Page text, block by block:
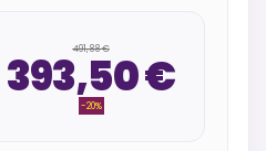
393,50 €
-20%
491,88 €